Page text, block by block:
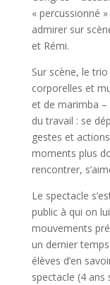
« percussionné
admirer sur
et Rémi.
Sur scène, le
corporelles et
et de marimba
du travail : se
gestes et
moments plus
rencontrer,
Le spectacle
public à qui on
mouvements
un dernier
élèves d’en
spectacle (4